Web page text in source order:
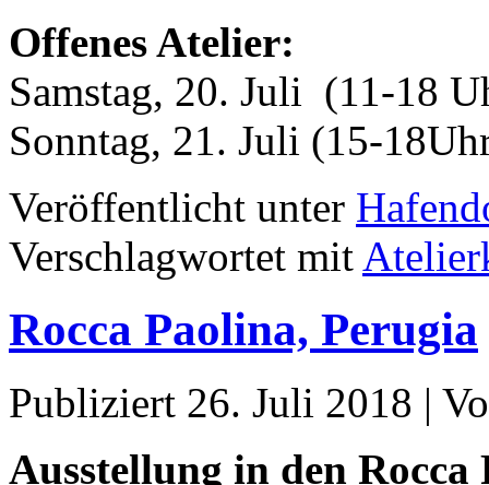
Offenes Atelier:
Samstag, 20. Juli (11-18
Sonntag, 21. Juli (15-
Veröffentlicht unter
Verschlagwortet mit
Rocca Paolina, Perugia
Publiziert 26. Juli 2018 |
Ausstellung in den